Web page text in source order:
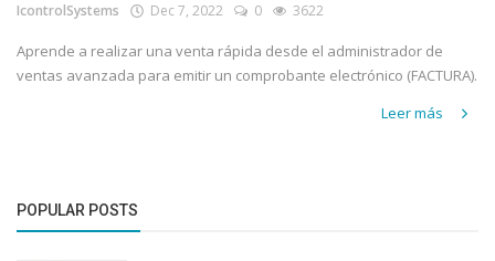
IcontrolSystems Dec 7, 2022 0 3622
Aprende a realizar una venta rápida desde el administrador de
ventas avanzada para emitir un comprobante electrónico (FACTURA).
Leer más
POPULAR POSTS